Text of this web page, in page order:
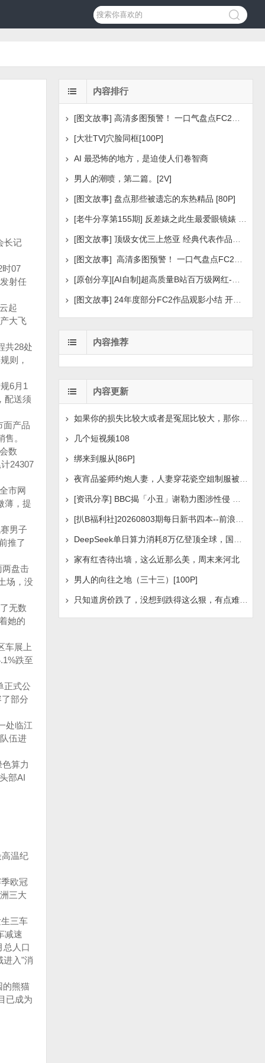
长记
时07
射任
起
大飞
共28处
则，
6月1
配送须
面产品
。‌‌
数
24307
市网
薄，提
男子
推了
两盘击
场，没
无数
她的
车展上
跌至
正式公
部分
处临江
伍进
算力
部AI
温纪
欧冠
三大
三车
减速
总人口
进入"消
的熊猫
已成为
内容排行
[大壮TV]穴脸同框[100P]
AI 最恐怖的地方，是迫使人们卷智商
男人的潮喷，第二篇。[2V]
[图文故事] 盘点那些被遗忘的东热精品 [80P]
[图文故事] 24年度部分FC2作品观影小结 开年王炸后续
内容推荐
内容更新
如果你的损失比较大或者是冤屈比较大，那你想挽回损失或
几个短视频108
绑来到服从[86P]
家有红杏待出墙，这么近那么美，周末来河北
男人的向往之地（三十三）[100P]
只知道房价跌了，没想到跌得这么狠，有点难受啊！